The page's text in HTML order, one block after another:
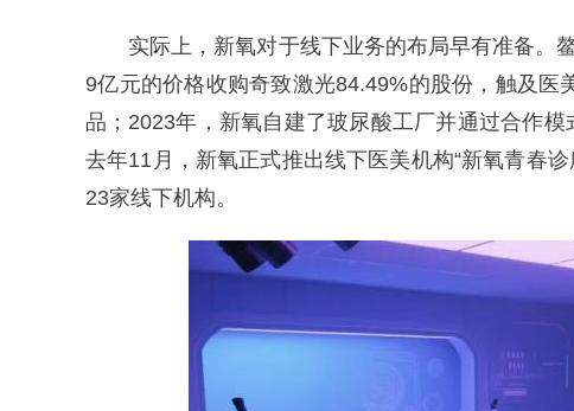
实际上，新氧对于线下业务的布局早有准备。
9亿元的价格收购奇致激光84.49%的股份，触及
品；2023年，新氧自建了玻尿酸工厂并通过合作
去年11月，新氧正式推出线下医美机构“新氧青春
23家线下机构。